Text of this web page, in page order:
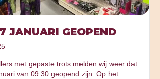
JANUARI GEOPEND
met gepaste trots melden wij weer dat
van 09:30 geopend zijn. Op het